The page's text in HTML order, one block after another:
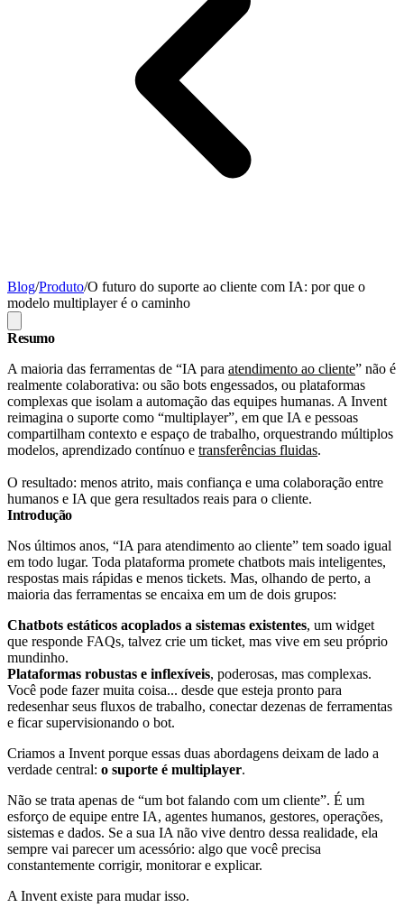
Blog/Produto/O futuro do suporte ao cliente com IA: por que o
modelo multiplayer é o caminho
Resumo
A maioria das ferramentas de “IA para atendimento ao cliente” não é
realmente colaborativa: ou são bots engessados, ou plataformas
complexas que isolam a automação das equipes humanas. A Invent
reimagina o suporte como “multiplayer”, em que IA e pessoas
compartilham contexto e espaço de trabalho, orquestrando múltiplos
modelos, aprendizado contínuo e transferências fluidas.
O resultado: menos atrito, mais confiança e uma colaboração entre
humanos e IA que gera resultados reais para o cliente.
Introdução
Nos últimos anos, “IA para atendimento ao cliente” tem soado igual
em todo lugar. Toda plataforma promete chatbots mais inteligentes,
respostas mais rápidas e menos tickets. Mas, olhando de perto, a
maioria das ferramentas se encaixa em um de dois grupos:
Chatbots estáticos acoplados a sistemas existentes, um widget
que responde FAQs, talvez crie um ticket, mas vive em seu próprio
mundinho.
Plataformas robustas e inflexíveis, poderosas, mas complexas.
Você pode fazer muita coisa... desde que esteja pronto para
redesenhar seus fluxos de trabalho, conectar dezenas de ferramentas
e ficar supervisionando o bot.
Criamos a Invent porque essas duas abordagens deixam de lado a
verdade central: o suporte é multiplayer.
Não se trata apenas de “um bot falando com um cliente”. É um
esforço de equipe entre IA, agentes humanos, gestores, operações,
sistemas e dados. Se a sua IA não vive dentro dessa realidade, ela
sempre vai parecer um acessório: algo que você precisa
constantemente corrigir, monitorar e explicar.
A Invent existe para mudar isso.